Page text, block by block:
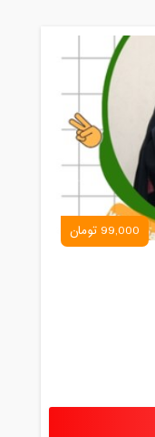
99,000 تومان